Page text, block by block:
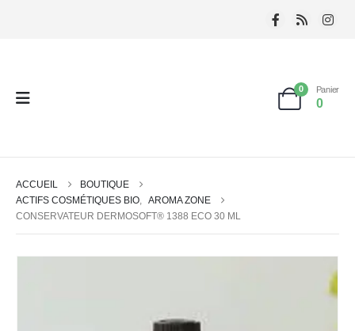
0 Panier
0
ACCUEIL
BOUTIQUE
ACTIFS COSMÉTIQUES BIO, AROMA ZONE
CONSERVATEUR DERMOSOFT® 1388 ECO 30 ML